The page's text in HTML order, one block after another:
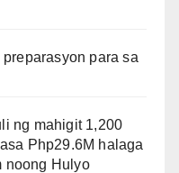
para sa
ng mahigit 1,200
Php29.6M halaga
noong Hulyo